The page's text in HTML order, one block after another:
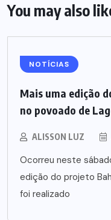
You may also
NOTÍCIAS
Mais uma edição
no povoado de
ALISSON LUZ
Ocorreu neste
edição do projeto
foi realizado